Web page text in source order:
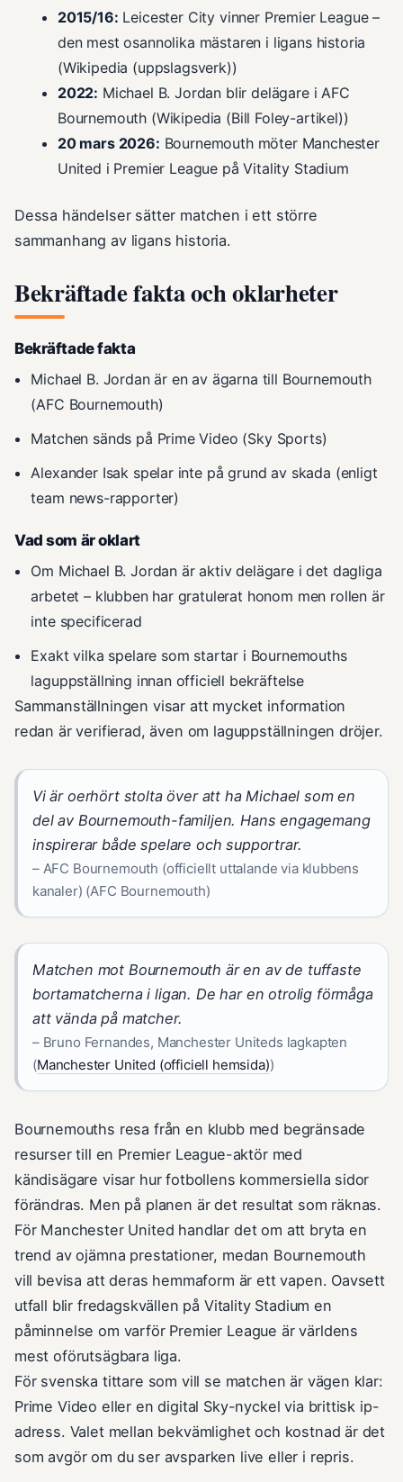
2015/16: Leicester City vinner Premier League –
den mest osannolika mästaren i ligans historia
(Wikipedia (uppslagsverk))
2022: Michael B. Jordan blir delägare i AFC
Bournemouth (Wikipedia (Bill Foley-artikel))
20 mars 2026: Bournemouth möter Manchester
United i Premier League på Vitality Stadium
Dessa händelser sätter matchen i ett större
sammanhang av ligans historia.
Bekräftade fakta och oklarheter
Bekräftade fakta
Michael B. Jordan är en av ägarna till Bournemouth
(AFC Bournemouth)
Matchen sänds på Prime Video (Sky Sports)
Alexander Isak spelar inte på grund av skada (enligt
team news-rapporter)
Vad som är oklart
Om Michael B. Jordan är aktiv delägare i det dagliga
arbetet – klubben har gratulerat honom men rollen är
inte specificerad
Exakt vilka spelare som startar i Bournemouths
laguppställning innan officiell bekräftelse
Sammanställningen visar att mycket information
redan är verifierad, även om laguppställningen dröjer.
Vi är oerhört stolta över att ha Michael som en
del av Bournemouth-familjen. Hans engagemang
inspirerar både spelare och supportrar.
– AFC Bournemouth (officiellt uttalande via klubbens
kanaler) (AFC Bournemouth)
Matchen mot Bournemouth är en av de tuffaste
bortamatcherna i ligan. De har en otrolig förmåga
att vända på matcher.
– Bruno Fernandes, Manchester Uniteds lagkapten
(Manchester United (officiell hemsida))
Bournemouths resa från en klubb med begränsade
resurser till en Premier League-aktör med
kändisägare visar hur fotbollens kommersiella sidor
förändras. Men på planen är det resultat som räknas.
För Manchester United handlar det om att bryta en
trend av ojämna prestationer, medan Bournemouth
vill bevisa att deras hemmaform är ett vapen. Oavsett
utfall blir fredagskvällen på Vitality Stadium en
påminnelse om varför Premier League är världens
mest oförutsägbara liga.
För svenska tittare som vill se matchen är vägen klar:
Prime Video eller en digital Sky-nyckel via brittisk ip-
adress. Valet mellan bekvämlighet och kostnad är det
som avgör om du ser avsparken live eller i repris.